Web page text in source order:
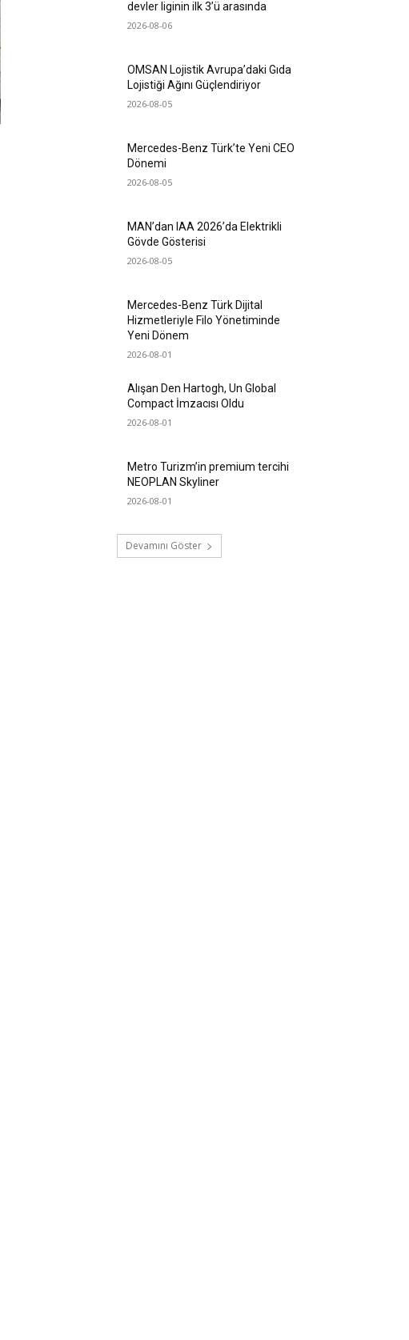
devler liginin ilk 3’ü arasında
2026-08-06
OMSAN Lojistik Avrupa’daki Gıda
Lojistiği Ağını Güçlendiriyor
2026-08-05
Mercedes-Benz Türk’te Yeni CEO
Dönemi
2026-08-05
MAN’dan IAA 2026’da Elektrikli
Gövde Gösterisi
2026-08-05
Mercedes-Benz Türk Dijital
Hizmetleriyle Filo Yönetiminde
Yeni Dönem
2026-08-01
Alışan Den Hartogh, Un Global
Compact İmzacısı Oldu
2026-08-01
Metro Turizm’in premium tercihi
NEOPLAN Skyliner
2026-08-01
Devamını Göster